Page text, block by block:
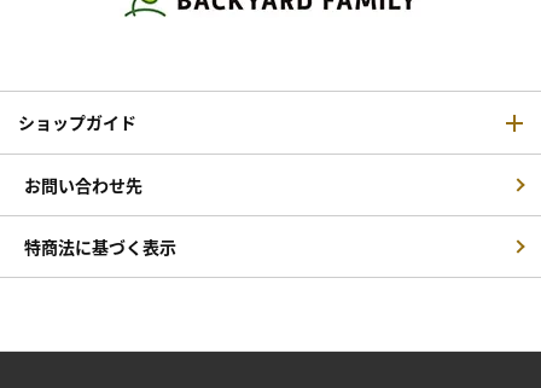
ショップガイド
お問い合わせ先
特商法に基づく表示